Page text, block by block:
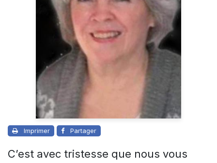
Imprimer Partager
C’est avec tristesse que nous vous